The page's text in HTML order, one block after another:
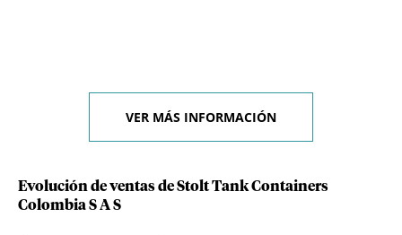
VER MÁS INFORMACIÓN
Evolución de ventas de Stolt Tank Containers
Colombia S A S